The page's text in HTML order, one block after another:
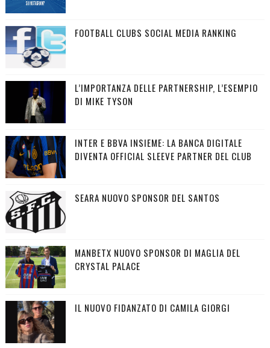
FOOTBALL CLUBS SOCIAL MEDIA RANKING
L’IMPORTANZA DELLE PARTNERSHIP, L’ESEMPIO
DI MIKE TYSON
INTER E BBVA INSIEME: LA BANCA DIGITALE
DIVENTA OFFICIAL SLEEVE PARTNER DEL CLUB
SEARA NUOVO SPONSOR DEL SANTOS
MANBETX NUOVO SPONSOR DI MAGLIA DEL
CRYSTAL PALACE
IL NUOVO FIDANZATO DI CAMILA GIORGI